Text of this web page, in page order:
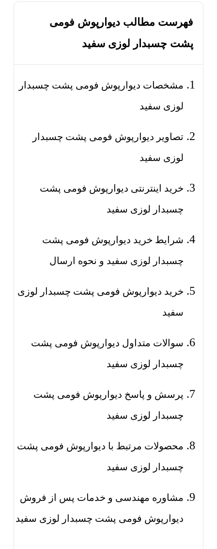
فهرست مطالب دیوارپوش فومی
پشت چسبدار لوزی سفید
مشخصات دیوارپوش فومی پشت چسبدار
لوزی سفید
تصاویر دیوارپوش فومی پشت چسبدار
لوزی سفید
خرید اینترنتی دیوارپوش فومی پشت
چسبدار لوزی سفید
شرایط خرید دیوارپوش فومی پشت
چسبدار لوزی سفید و نحوه ارسال
خرید دیوارپوش فومی پشت چسبدار لوزی
سفید
سوالات متداول دیوارپوش فومی پشت
چسبدار لوزی سفید
پرسش و پاسخ دیوارپوش فومی پشت
چسبدار لوزی سفید
محصولات مرتبط با دیوارپوش فومی پشت
چسبدار لوزی سفید
مشاوره مهندسی و خدمات پس از فروش
دیوارپوش فومی پشت چسبدار لوزی سفید